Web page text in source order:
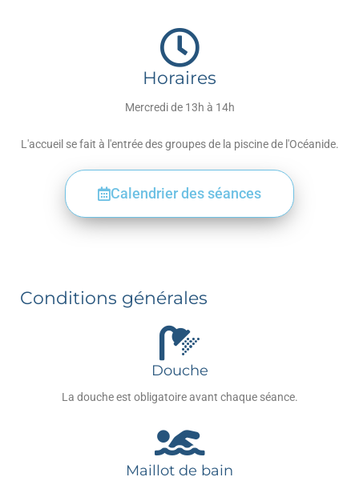
Horaires
Mercredi de 13h à 14h
L'accueil se fait à l'entrée des groupes de la piscine de l'Océanide.
Calendrier des séances
Conditions générales
Douche
La douche est obligatoire avant chaque séance.
Maillot de bain